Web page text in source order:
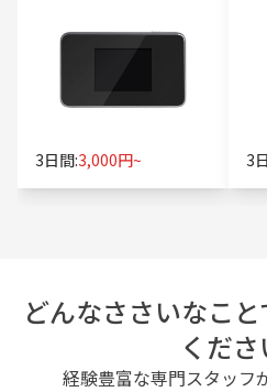
3日間:3,000円~ 3
どんなささいなこ
くださ
経験豊富な専門スタッフ